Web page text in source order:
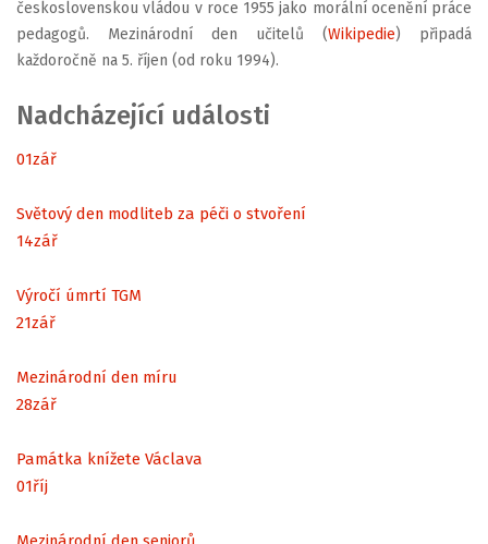
československou vládou v roce 1955 jako morální ocenění práce
pedagogů. Mezinárodní den učitelů (Wikipedie) připadá
každoročně na 5. říjen (od roku 1994).
Nadcházející události
01zář
Světový den modliteb za péči o stvoření
14zář
Výročí úmrtí TGM
21zář
Mezinárodní den míru
28zář
Památka knížete Václava
01říj